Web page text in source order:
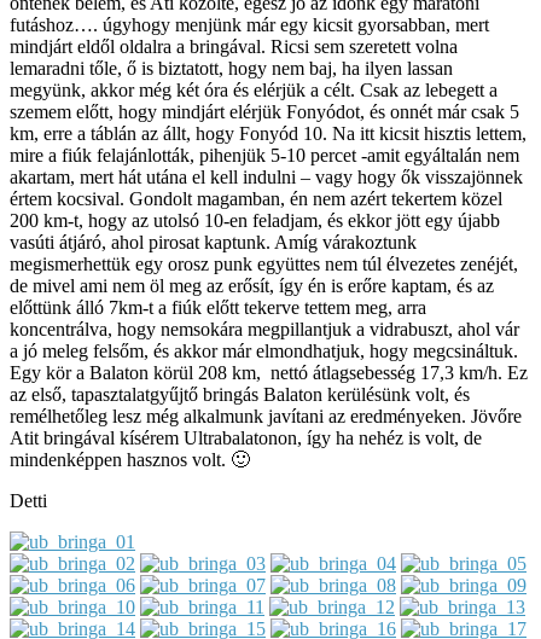
futáshoz…. úgyhogy menjünk már egy kicsit gyorsabban, mert
mindjárt eldől oldalra a bringával. Ricsi sem szeretett volna
lemaradni tőle, ő is biztatott, hogy nem baj, ha ilyen lassan
megyünk, akkor még két óra és elérjük a célt. Csak az lebegett a
szemem előtt, hogy mindjárt elérjük Fonyódot, és onnét már csak 5
km, erre a táblán az állt, hogy Fonyód 10. Na itt kicsit hisztis lettem,
mire a fiúk felajánlották, pihenjük 5-10 percet -amit egyáltalán nem
akartam, mert hát utána el kell indulni – vagy hogy ők visszajönnek
értem kocsival. Gondolt magamban, én nem azért tekertem közel
200 km-t, hogy az utolsó 10-en feladjam, és ekkor jött egy újabb
vasúti átjáró, ahol pirosat kaptunk. Amíg várakoztunk
megismerhettük egy orosz punk együttes nem túl élvezetes zenéjét,
de mivel ami nem öl meg az erősít, így én is erőre kaptam, és az
előttünk álló 7km-t a fiúk előtt tekerve tettem meg, arra
koncentrálva, hogy nemsokára megpillantjuk a vidrabuszt, ahol vár
a jó meleg felsőm, és akkor már elmondhatjuk, hogy megcsináltuk.
Egy kör a Balaton körül 208 km, nettó átlagsebesség 17,3 km/h. Ez
az első, tapasztalatgyűjtő bringás Balaton kerülésünk volt, és
remélhetőleg lesz még alkalmunk javítani az eredményeken. Jövőre
Atit bringával kísérem Ultrabalatonon, így ha nehéz is volt, de
mindenképpen hasznos volt. 🙂
Detti